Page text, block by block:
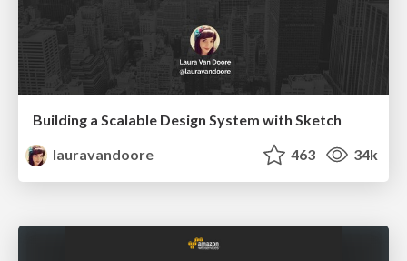
Building a Scalable Design System with Sketch
lauravandoore
463 34k